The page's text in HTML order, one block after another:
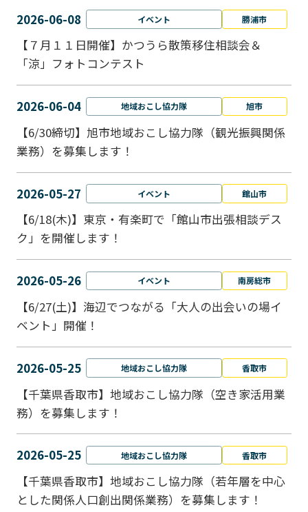
2026-06-08 イベント 勝浦市
【７月１１日開催】かつうら散策移住相談会＆
「涼」フォトコンテスト
2026-06-04 地域おこし協力隊 旭市
【6/30締切】旭市地域おこし協力隊（観光振興関係
業務）を募集します！
2026-05-27 イベント 館山市
【6/18(木)】東京・有楽町で「館山市出張相談デス
ク」を開催します！
2026-05-26 イベント 南房総市
【6/27(土)】海辺でつながる「大人の出会いの場イ
ベント」開催！
2026-05-25 地域おこし協力隊 香取市
【千葉県香取市】地域おこし協力隊（空き家活用業
務）を募集します！
2026-05-25 地域おこし協力隊 香取市
【千葉県香取市】地域おこし協力隊（若年層を中心
とした関係人口創出関係業務）を募集します！